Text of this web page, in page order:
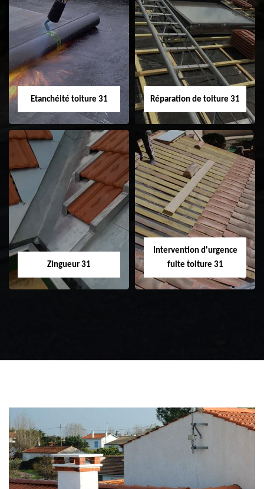
Peinture sur tuile
31
Nettoyage
demoussage de
toiture 31
Etanchéité toiture 31
Etanchéité toiture
31
Réparation de toiture 31
Réparation de
toiture 31
Zingueur 31
Intervention d'urgence
fuite toiture 31